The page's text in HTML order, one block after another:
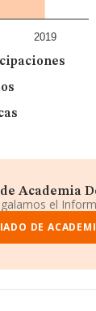
2019
Academia
el
DE